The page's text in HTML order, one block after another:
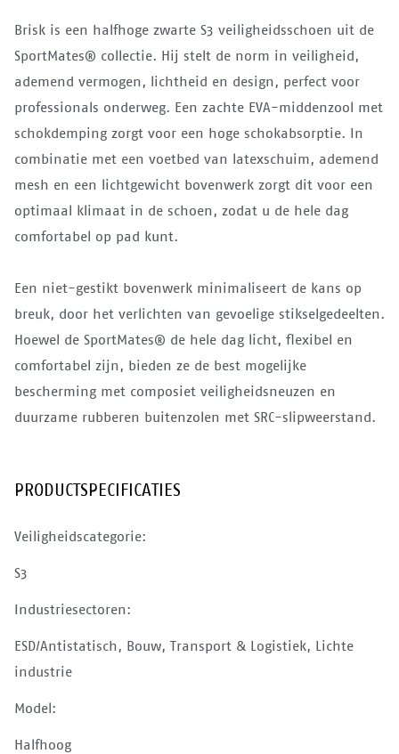
Brisk is een halfhoge zwarte S3 veiligheidsschoen uit de
SportMates® collectie. Hij stelt de norm in veiligheid,
ademend vermogen, lichtheid en design, perfect voor
professionals onderweg. Een zachte EVA-middenzool met
schokdemping zorgt voor een hoge schokabsorptie. In
combinatie met een voetbed van latexschuim, ademend
mesh en een lichtgewicht bovenwerk zorgt dit voor een
optimaal klimaat in de schoen, zodat u de hele dag
comfortabel op pad kunt.
Een niet-gestikt bovenwerk minimaliseert de kans op
breuk, door het verlichten van gevoelige stikselgedeelten.
Hoewel de SportMates® de hele dag licht, flexibel en
comfortabel zijn, bieden ze de best mogelijke
bescherming met composiet veiligheidsneuzen en
duurzame rubberen buitenzolen met SRC-slipweerstand.
PRODUCTSPECIFICATIES
Veiligheidscategorie:
S3
Industriesectoren:
ESD/Antistatisch, Bouw, Transport & Logistiek, Lichte
industrie
Model:
Halfhoog